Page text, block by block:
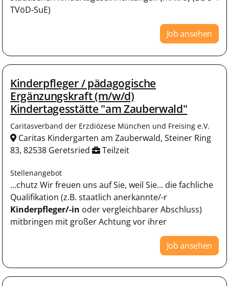
TVöD-SuE)
Job ansehen
Kinderpfleger / pädagogische
Ergänzungskraft (m/w/d)
Kindertagesstätte "am Zauberwald"
Caritasverband der Erzdiözese München und Freising e.V.
Caritas Kindergarten am Zauberwald, Steiner Ring
83, 82538 Geretsried
Teilzeit
Stellenangebot
...chutz Wir freuen uns auf Sie, weil Sie... die fachliche
Qualifikation (z.B. staatlich anerkannte/-r
Kinderpfleger/-in oder vergleichbarer Abschluss)
mitbringen mit großer Achtung vor ihrer
Job ansehen